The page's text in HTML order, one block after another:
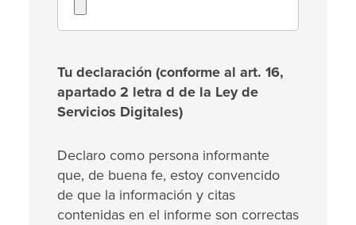
Tu declaración (conforme al art. 16,
apartado 2 letra d de la Ley de
Servicios Digitales)
Declaro como persona informante
que, de buena fe, estoy convencido
de que la información y citas
contenidas en el informe son correctas